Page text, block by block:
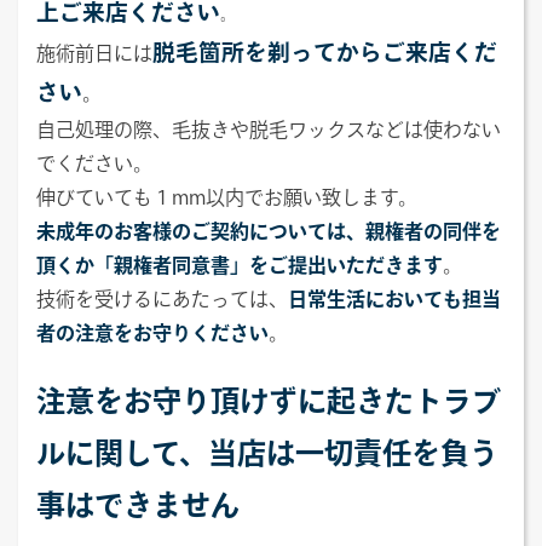
上ご来店ください。
施術前日には脱毛箇所を剃ってからご来店くだ
さい。
自己処理の際、毛抜きや脱毛ワックスなどは使わない
でください。
伸びていても１mm以内でお願い致します。
未成年のお客様のご契約については、親権者の同伴を
頂くか「親権者同意書」をご提出いただきます。
技術を受けるにあたっては、
日常生活においても担当
者の注意をお守りください。
注意をお守り頂けずに起きたトラブ
ルに関して、当店は一切責任を負う
事はできません